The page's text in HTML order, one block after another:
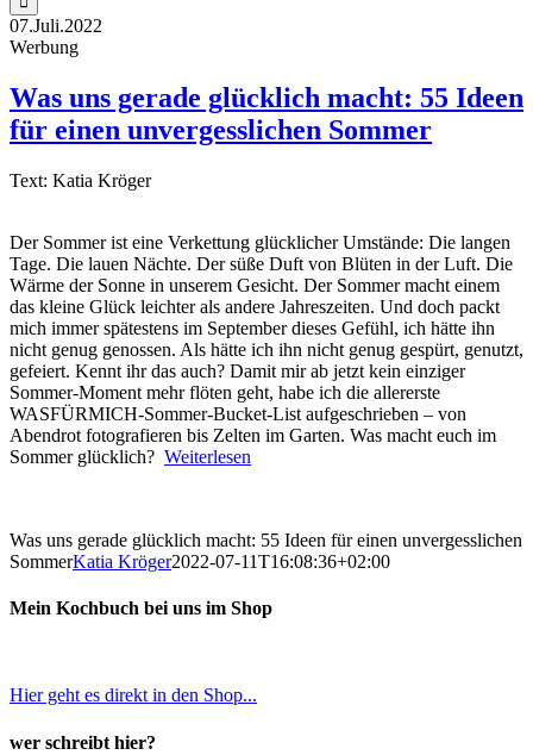
07.Juli.2022
Werbung
Was uns gerade glücklich macht: 55 Ideen
für einen unvergesslichen Sommer
Text: Katia Kröger
Der Sommer ist eine Verkettung glücklicher Umstände: Die langen
Tage. Die lauen Nächte. Der süße Duft von Blüten in der Luft. Die
Wärme der Sonne in unserem Gesicht. Der Sommer macht einem
das kleine Glück leichter als andere Jahreszeiten. Und doch packt
mich immer spätestens im September dieses Gefühl, ich hätte ihn
nicht genug genossen. Als hätte ich ihn nicht genug gespürt, genutzt,
gefeiert. Kennt ihr das auch? Damit mir ab jetzt kein einziger
Sommer-Moment mehr flöten geht, habe ich die allererste
WASFÜRMICH-Sommer-Bucket-List aufgeschrieben – von
Abendrot fotografieren bis Zelten im Garten. Was macht euch im
Sommer glücklich? Weiterlesen
Was uns gerade glücklich macht: 55 Ideen für einen unvergesslichen
SommerKatia Kröger2022-07-11T16:08:36+02:00
Mein Kochbuch bei uns im Shop
Hier geht es direkt in den Shop...
wer schreibt hier?